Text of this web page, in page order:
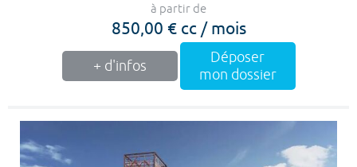
à partir de
850,00 € cc / mois
+ d'infos
Déposer
mon dossier